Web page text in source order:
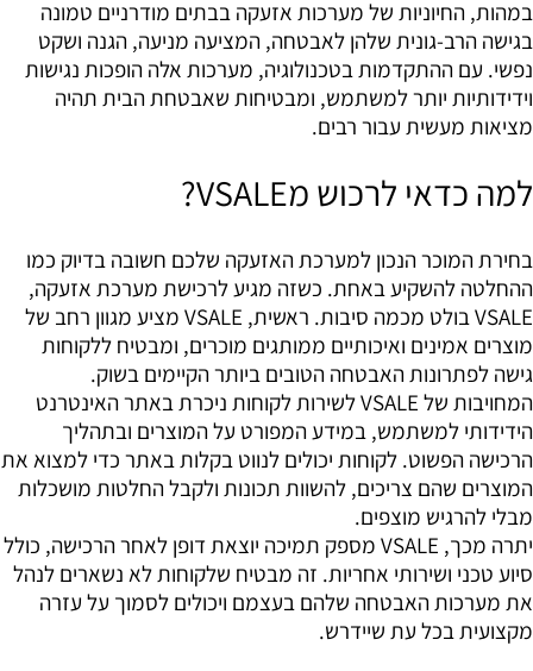
במהות, החיוניות של מערכות אזעקה בבתים מודרניים טמונה
בגישה הרב-גונית שלהן לאבטחה, המציעה מניעה, הגנה ושקט
נפשי. עם ההתקדמות בטכנולוגיה, מערכות אלה הופכות נגישות
וידידותיות יותר למשתמש, ומבטיחות שאבטחת הבית תהיה
מציאות מעשית עבור רבים.
למה כדאי לרכוש מVSALE?
בחירת המוכר הנכון למערכת האזעקה שלכם חשובה בדיוק כמו
ההחלטה להשקיע באחת. כשזה מגיע לרכישת מערכת אזעקה,
VSALE בולט מכמה סיבות. ראשית, VSALE מציע מגוון רחב של
מוצרים אמינים ואיכותיים ממותגים מוכרים, ומבטיח ללקוחות
גישה לפתרונות האבטחה הטובים ביותר הקיימים בשוק.
המחויבות של VSALE לשירות לקוחות ניכרת באתר האינטרנט
הידידותי למשתמש, במידע המפורט על המוצרים ובתהליך
הרכישה הפשוט. לקוחות יכולים לנווט בקלות באתר כדי למצוא את
המוצרים שהם צריכים, להשוות תכונות ולקבל החלטות מושכלות
מבלי להרגיש מוצפים.
יתרה מכך, VSALE מספק תמיכה יוצאת דופן לאחר הרכישה, כולל
סיוע טכני ושירותי אחריות. זה מבטיח שלקוחות לא נשארים לנהל
את מערכות האבטחה שלהם בעצמם ויכולים לסמוך על עזרה
מקצועית בכל עת שיידרש.